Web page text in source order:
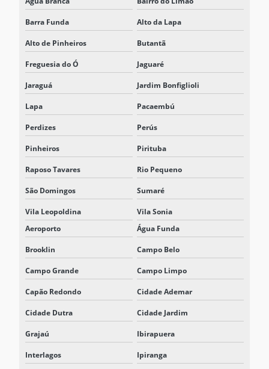
NOBREAK VALOR
NOBREAKS
PROJETO DE SISTEMAS BESS
REPRESENTANTE DELTA ELECTRONICS
REPRESENTANTE DELTA ELECTRONICS SÃO PAULO
REPRESENTANTE DELTA NOBREAK
REPRESENTANTE DELTA NOBREAK SP
REPRESENTANTE ELTEK SISTEMAS
RETIFICADOR 125VCC
RETIFICADOR BATERIA
RETIFICADOR CARREGADOR
RETIFICADOR CARREGADOR 125VCC
RETIFICADOR CARREGADOR DE BATERIA
RETIFICADOR CARREGADOR CHAVEADO EM ALTA FREQUÊNCIA
RETIFICADOR CARREGADOR FLUTUADOR
RETIFICADOR CARREGADOR PORTÁTIL
Barra Funda Alto da Lapa
Alto de Pinheiros Butantã
Freguesia do Ó Jaguaré
Jaraguá Jardim Bonfiglioli
Lapa Pacaembú
Perdizes Perús
Pinheiros Pirituba
Raposo Tavares Rio Pequeno
São Domingos Sumaré
Vila Leopoldina
Vila Sonia
Aeroporto
Água Funda
Brooklin Campo Belo
Campo Grande Campo Limpo
Capão Redondo Cidade Ademar
Cidade Dutra Cidade Jardim
Grajaú Ibirapuera
Interlagos Ipiranga